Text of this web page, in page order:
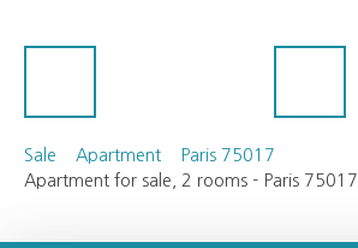
Sale Apartment
Paris 75017
Apartment for sale, 2 rooms - Paris 75017